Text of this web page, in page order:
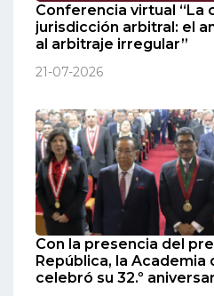
Conferencia virtual “La
jurisdicción arbitral: el
al arbitraje irregular”
21-07-2026
Con la presencia del
República, la Academia
celebró su 32.º